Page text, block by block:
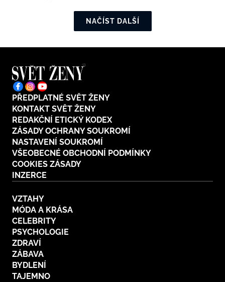
NAČÍST DALŠÍ
PŘEDPLATNÉ SVĚT ŽENY
KONTAKT SVĚT ŽENY
REDAKČNÍ ETICKÝ KODEX
ZÁSADY OCHRANY SOUKROMÍ
NASTAVENÍ SOUKROMÍ
VŠEOBECNÉ OBCHODNÍ PODMÍNKY
COOKIES ZÁSADY
INZERCE
VZTAHY
MÓDA A KRÁSA
CELEBRITY
PSYCHOLOGIE
ZDRAVÍ
ZÁBAVA
BYDLENÍ
TAJEMNO